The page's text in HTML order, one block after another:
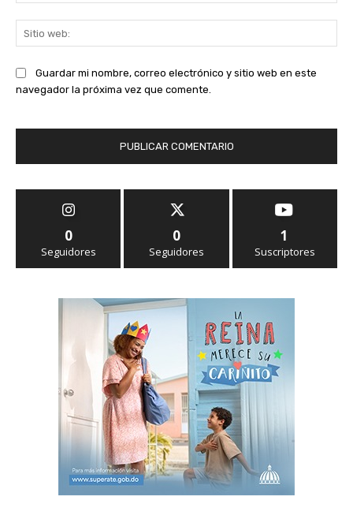
Guardar mi nombre, correo electrónico y sitio web en este
navegador la próxima vez que comente.
0
Seguidores
0
Seguidores
1
Suscriptores